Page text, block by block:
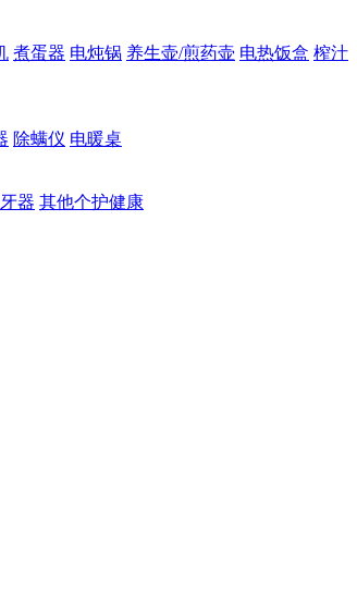
煮蛋器 电炖锅 养生壶/煎药壶 电热饭盒 榨汁
除螨仪 电暖桌
器 其他个护健康